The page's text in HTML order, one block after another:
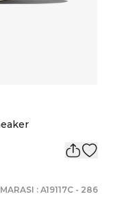
:A19117C- 286